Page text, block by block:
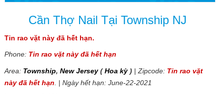
Cần Thợ Nail Tại Township NJ
Tin rao vặt này đã hết hạn.
Phone: Tin rao vặt này đã hết hạn
Area: Township, New Jersey(Hoa kỳ)| Zipcode: Tin rao vặt
này đã hết hạn . | Ngày hết hạn: June-22-2021